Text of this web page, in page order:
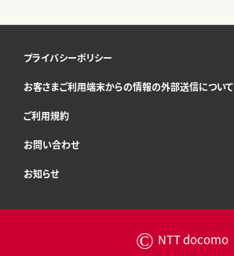
プライバシーポリシー
お客さまご利用端末からの情報の外部送信について
ご利用規約
お問い合わせ
お知らせ
© NTT docomo